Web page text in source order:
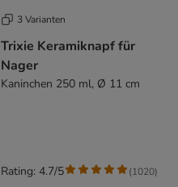
3 Varianten
Trixie Keramiknapf für
Nager
Kaninchen 250 ml, Ø 11 cm
Rating: 4.7/5 (1020)